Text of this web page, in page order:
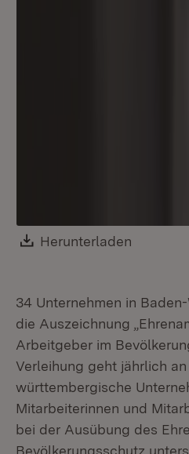
Download:
Herunterladen
34 Unternehmen in
die Auszeichnung
Arbeitgeber im
Verleihung geht jährlich
württembergische
Mitarbeiterinnen und
bei der Ausübung des
Bevölkerungsschutz